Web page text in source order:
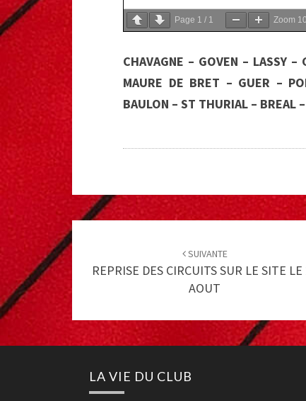
Page 1 / 1 Zoom
CHAVAGNE – GOVEN – LASSY
MAURE DE BRET – GUER –
BAULON – ST THURIAL – BREAL
Post
navigation
SUIVANTE
REPRISE DES CIRCUITS SUR LE SITE LE
AOUT
LA VIE DU CLUB